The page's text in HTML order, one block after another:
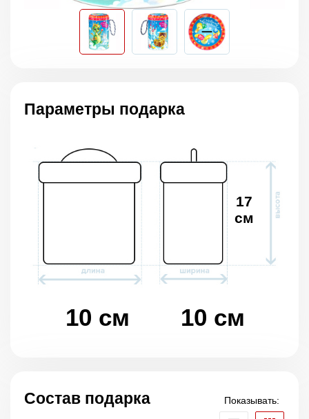
Параметры подарка
10 см 10 см
17
см
Состав подарка Показывать: